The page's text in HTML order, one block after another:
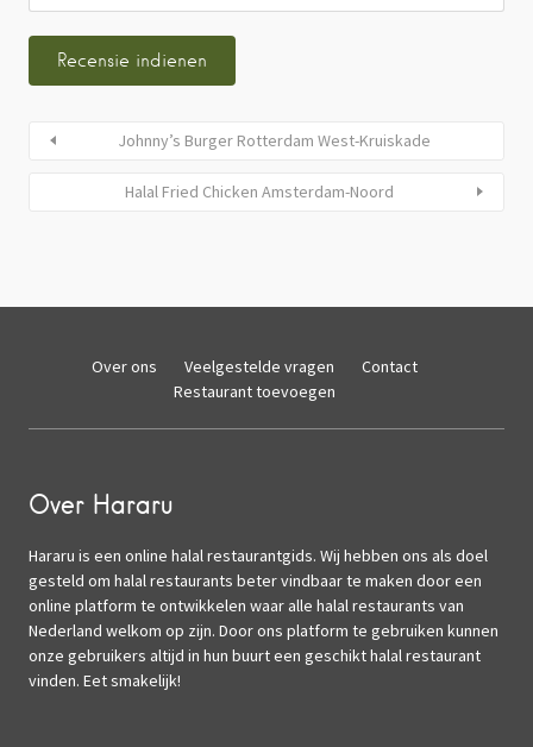
Johnny’s Burger Rotterdam West-Kruiskade
Halal Fried Chicken Amsterdam-Noord
Over ons Veelgestelde vragen
Contact
Restaurant toevoegen
Over Hararu
Hararu is een online halal restaurantgids. Wij hebben ons als doel
gesteld om halal restaurants beter vindbaar te maken door een
online platform te ontwikkelen waar alle halal restaurants van
Nederland welkom op zijn. Door ons platform te gebruiken kunnen
onze gebruikers altijd in hun buurt een geschikt halal restaurant
vinden. Eet smakelijk!